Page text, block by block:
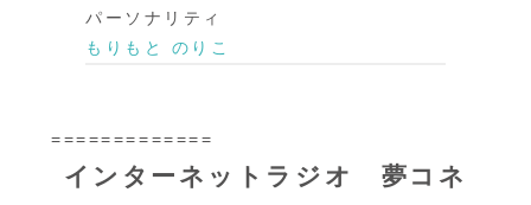
パーソナリティ
もりもと のりこ
=============
インターネットラジオ 夢コネ